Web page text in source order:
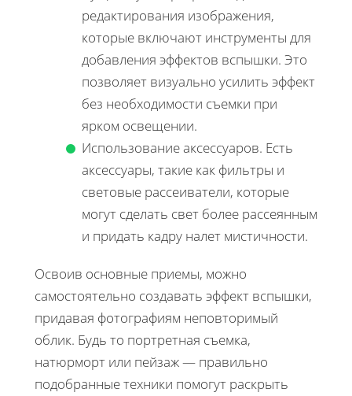
редактирования изображения,
которые включают инструменты для
добавления эффектов вспышки. Это
позволяет визуально усилить эффект
без необходимости съемки при
ярком освещении.
Использование аксессуаров. Есть
аксессуары, такие как фильтры и
световые рассеиватели, которые
могут сделать свет более рассеянным
и придать кадру налет мистичности.
Освоив основные приемы, можно
самостоятельно создавать эффект вспышки,
придавая фотографиям неповторимый
облик. Будь то портретная съемка,
натюрморт или пейзаж — правильно
подобранные техники помогут раскрыть